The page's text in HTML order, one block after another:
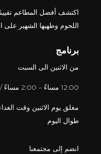
اللحوم وطهيها الشهير على
برنامج
من الاثنين الى السبت
12:00 مساءً – 2:00 مساءً / 7:00 مساءً – 11:00 مساءً
مغلق يوم الاثنين وقت
طوال اليوم
انضم إلى مجتمعنا